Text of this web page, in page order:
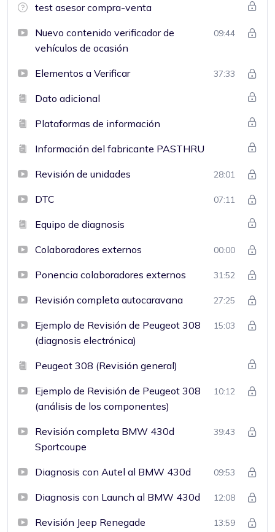
test asesor compra-venta
Nuevo contenido verificador de
vehículos de ocasión
09:44
Elementos a Verificar 37:33
Dato adicional
Plataformas de información
Información del fabricante PASTHRU
Revisión de unidades 28:01
DTC 07:11
Equipo de diagnosis
Colaboradores externos 00:00
Ponencia colaboradores externos 31:52
Revisión completa autocaravana 27:25
Ejemplo de Revisión de Peugeot 308
(diagnosis electrónica)
15:03
Peugeot 308 (Revisión general)
Ejemplo de Revisión de Peugeot 308
(análisis de los componentes)
10:12
Revisión completa BMW 430d
Sportcoupe
39:43
Diagnosis con Autel al BMW 430d 09:53
Diagnosis con Launch al BMW 430d 12:08
Revisión Jeep Renegade 13:59